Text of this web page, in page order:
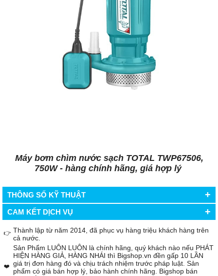
Máy bơm chìm nước sạch TOTAL TWP67506,
750W - hàng chính hãng, giá hợp lý
THÔNG SỐ KỸ THUẬT +
CAM KẾT DỊCH VỤ +
👉 Thành lập từ năm 2014, đã phục vụ hàng triệu khách hàng trên
cả nước.
❤️
Sản Phẩm LUÔN LUÔN là chính hãng, quý khách nào nếu PHÁT
HIỆN HÀNG GIẢ, HÀNG NHÁI thì Bigshop.vn đền gấp 10 LẦN
giá trị đơn hàng đó và chịu trách nhiệm trước pháp luật. Sản
phẩm có giá bán hợp lý, bảo hành chính hãng. Bigshop bán